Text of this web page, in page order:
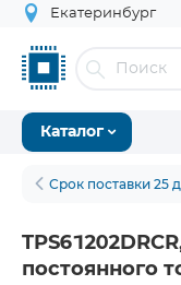
Екатеринбург
Каталог
Срок поставки 25
постоянного